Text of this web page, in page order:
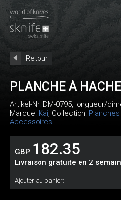
Retour
PLANCHE À
Artikel-Nr: DM-0795, longueur/
Marque: Kai, Collection:
Accessoires
GBP 182.35
Livraison gratuite en 2
Ajouter au panier: